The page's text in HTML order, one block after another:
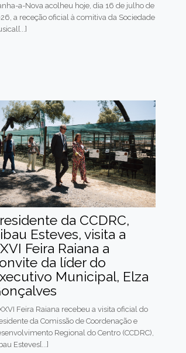
a-Nova acolheu hoje, dia 16 de julho de
a receção oficial à comitiva da Sociedade
da CCDRC,
Esteves, visita a
Feira Raiana a
da líder do
Municipal, Elza
Feira Raiana recebeu a visita oficial do
da Comissão de Coordenação e
Regional do Centro (CCDRC),
Esteves[...]